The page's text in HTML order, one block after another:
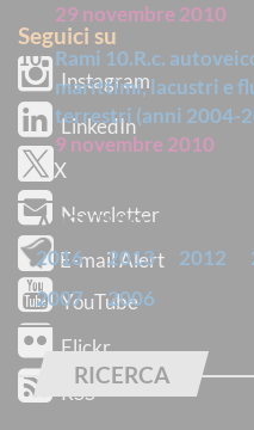
29 novembre 2010
Rami 10.R.c.
marittimi, lacustri e
terrestri (anni 2004-
9 novembre 2010
ARCHIVIO
2016 2013 2012
2007
2006
RICERCA
Seguici su
Instagram
LinkedIn
X
Newsletter
E-mail Alert
YouTube
Flickr
RSS